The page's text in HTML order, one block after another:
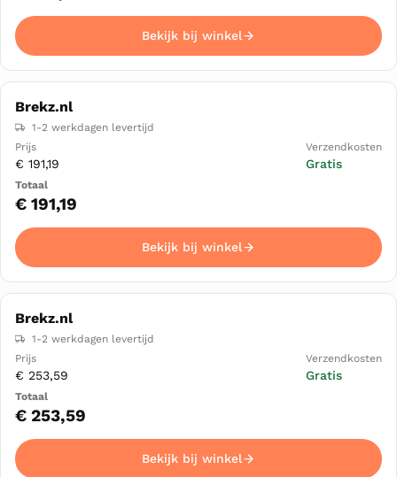
Bekijk bij winkel
Brekz.nl
1-2 werkdagen levertijd
€ 191,19 Gratis
€ 191,19
Bekijk bij winkel
Brekz.nl
1-2 werkdagen levertijd
€ 253,59 Gratis
€ 253,59
Bekijk bij winkel